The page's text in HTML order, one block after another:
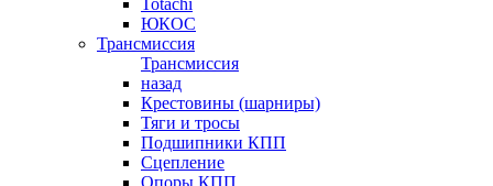
Totachi
ЮКОС
Трансмиссия
Трансмиссия
назад
Крестовины (шарниры)
Тяги и тросы
Подшипники КПП
Сцепление
Опоры КПП